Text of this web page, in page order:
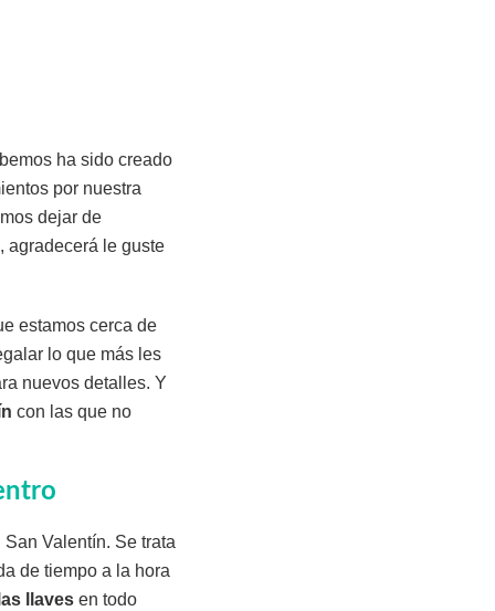
ha sido creado
por nuestra
dejar de
agradecerá le guste
estamos cerca de
lo que más les
nuevos detalles. Y
con las que no
Valentín. Se trata
de tiempo a la hora
llaves en todo